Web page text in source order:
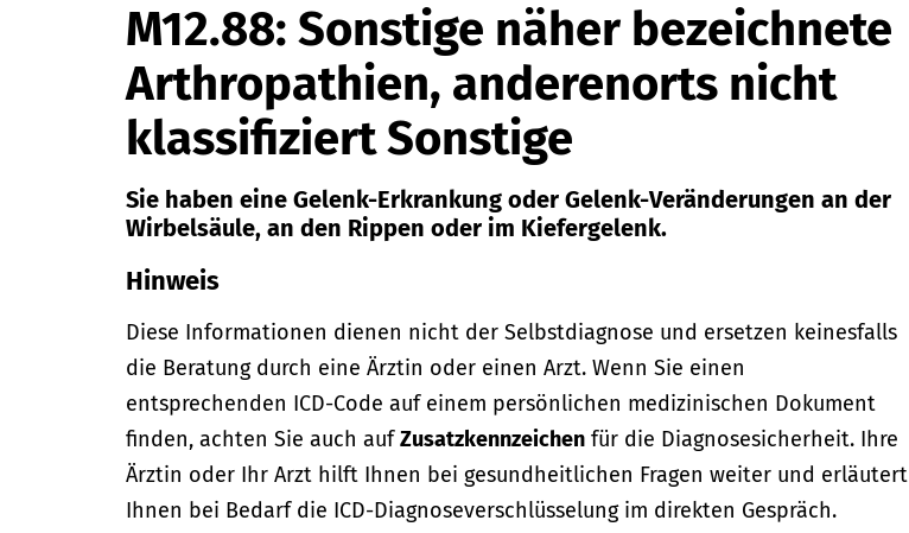
M12.88: Sonstige näher bezeichnete
Arthropathien, anderenorts nicht
klassifiziert Sonstige
Sie haben eine Gelenk-Erkrankung oder Gelenk-Veränderungen an der
Wirbelsäule, an den Rippen oder im Kiefergelenk.
Hinweis
Diese Informationen dienen nicht der Selbstdiagnose und ersetzen keinesfalls
die Beratung durch eine Ärztin oder einen Arzt. Wenn Sie einen
entsprechenden ICD-Code auf einem persönlichen medizinischen Dokument
finden, achten Sie auch aufZusatzkennzeichen für die Diagnosesicherheit. Ihre
Ärztin oder Ihr Arzt hilft Ihnen bei gesundheitlichen Fragen weiter und erläutert
Ihnen bei Bedarf die ICD-Diagnoseverschlüsselung im direkten Gespräch.